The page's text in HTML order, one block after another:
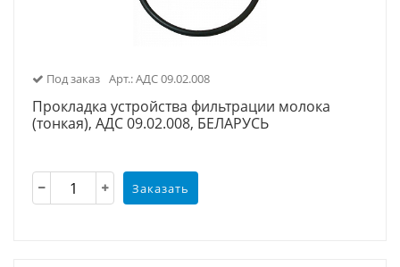
Под заказ Арт.: АДС 09.02.008
Прокладка устройства фильтрации молока
(тонкая), АДС 09.02.008, БЕЛАРУСЬ
Заказать